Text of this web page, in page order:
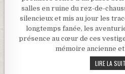
salles en ruine du rez-de-
silencieux et mis au jour les
longtemps fanée, les
présence au cœur de ces
mémoire ancienne et
LIRE LA